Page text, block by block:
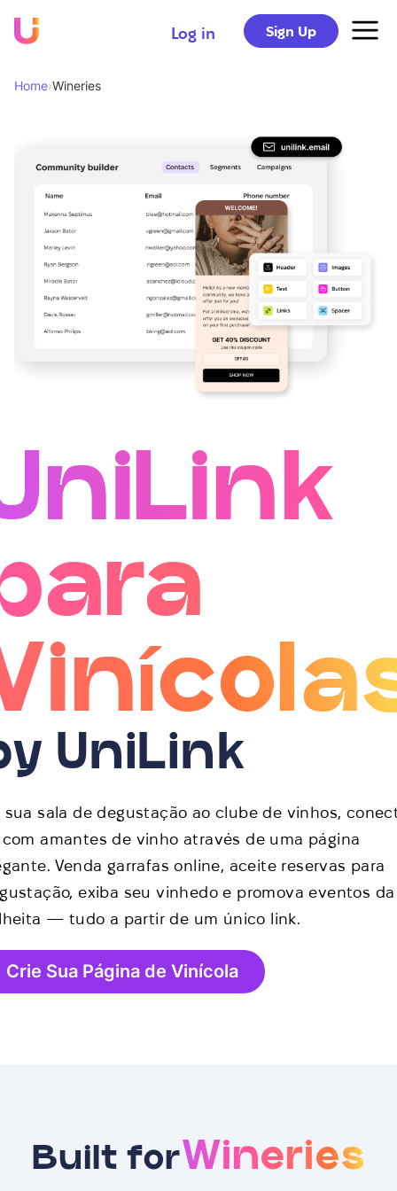
Log in Sign Up
Home›Wineries
UniLink
sua sala de degustação ao clube de vinhos,
com amantes de vinho através de uma página
Venda garrafas online, aceite reservas para
exiba seu vinhedo e promova eventos da
— tudo a partir de um único link.
Crie Sua Página de Vinícola
Built forWineries